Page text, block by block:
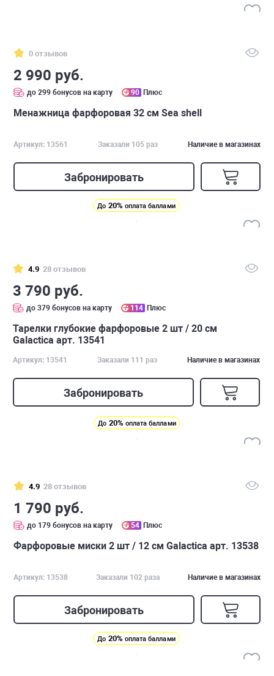
0 отзывов
2 990 руб.
до 299 бонусов на карту 90 Плюс
Менажница фарфоровая 32 см Sea shell
Артикул: 13561 Заказали 105 раз Наличие в магазинах
Забронировать
До 20% оплата баллами
4.9 28 отзывов
3 790 руб.
до 379 бонусов на карту 114 Плюс
Тарелки глубокие фарфоровые 2 шт / 20 см
Galactica арт. 13541
Артикул: 13541 Заказали 111 раз Наличие в магазинах
Забронировать
До 20% оплата баллами
4.9 28 отзывов
1 790 руб.
до 179 бонусов на карту 54 Плюс
Фарфоровые миски 2 шт / 12 см Galactica арт. 13538
Артикул: 13538 Заказали 102 раза Наличие в магазинах
Забронировать
До 20% оплата баллами